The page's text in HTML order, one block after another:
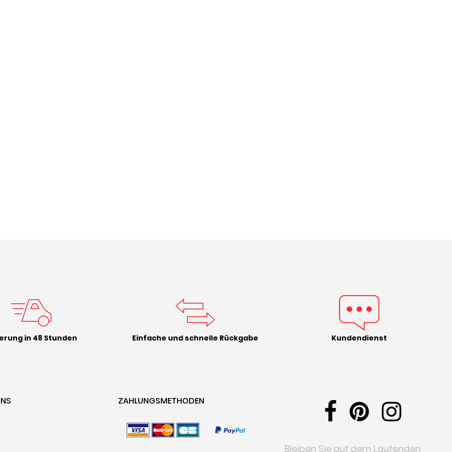
in 48 Stunden Einfache und schnelle Rückgabe Kundendienst
ZAHLUNGSMETHODEN
Bleiben Sie auf dem Laufenden